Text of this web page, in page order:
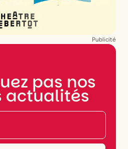
Publicité
pas nos
actualités